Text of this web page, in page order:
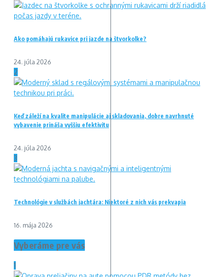
Ako pomáhajú rukavice pri jazde na štvorkolke?
24. júla 2026
2
Keď záleží na kvalite manipulácie aj skladovania, dobre navrhnuté
vybavenie prináša vyššiu efektivitu
24. júla 2026
3
Technológie v službách jachtára: Niektoré z nich vás prekvapia
16. mája 2026
Vyberáme pre vás
1